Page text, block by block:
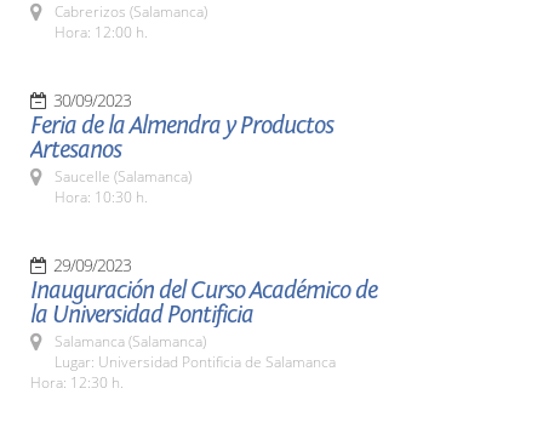
Cabrerizos (Salamanca)
Hora: 12:00 h.
30/09/2023
Feria de la Almendra y Productos
Artesanos
Saucelle (Salamanca)
Hora: 10:30 h.
29/09/2023
Inauguración del Curso Académico de
la Universidad Pontificia
Salamanca (Salamanca)
Lugar: Universidad Pontificia de Salamanca
Hora: 12:30 h.